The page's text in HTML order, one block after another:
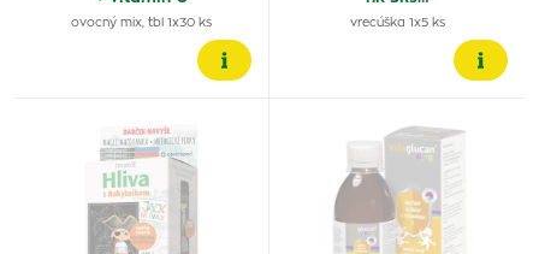
ovocný mix, tbl 1x30 ks vrecúška 1x5 ks